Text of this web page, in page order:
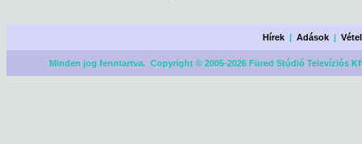
Hírek |Adások |
Minden jog fenntartva. Copyright © 2005-2026 Füred Stúdió Televíziós